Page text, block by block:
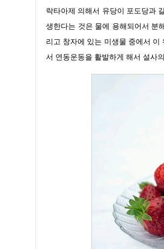
락타아제 의해서 유당이 포도당과 갈락토스로 분해가 되고 그것이 소장에서 흡수됩니다. 그런데 유당 내에서 종종 설사가 발
생한다는 것은 물에 용해되어서 분
리고 창자에 있는 미생물 중에서 이
서 연동운동을 활발하게 해서 설사